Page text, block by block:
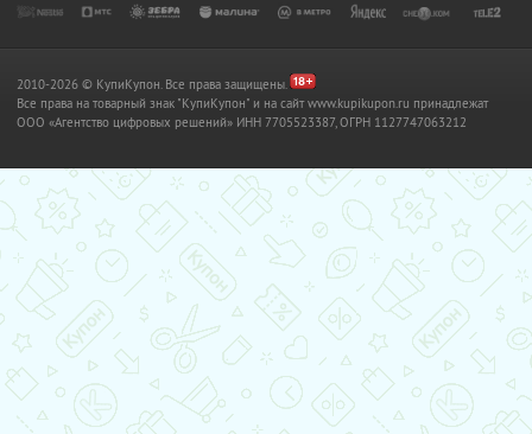
2010-2026 © КупиКупон. Все права защищены.
Все права на товарный знак "КупиКупон" и на сайт www.kupikupon.ru принадлежат
OOO «Агентство цифровых решений» ИНН 7705523387, ОГРН 1127747063212